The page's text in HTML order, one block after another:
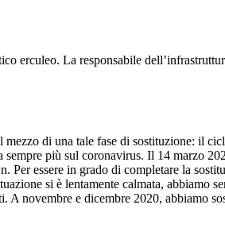
erculeo. La responsabile
di una tale fase di sostituzione: il
più sul coronavirus. Il 14 marzo
essere in grado di completare la
si è lentamente calmata, abbiamo
A novembre e dicembre 2020, abbiamo